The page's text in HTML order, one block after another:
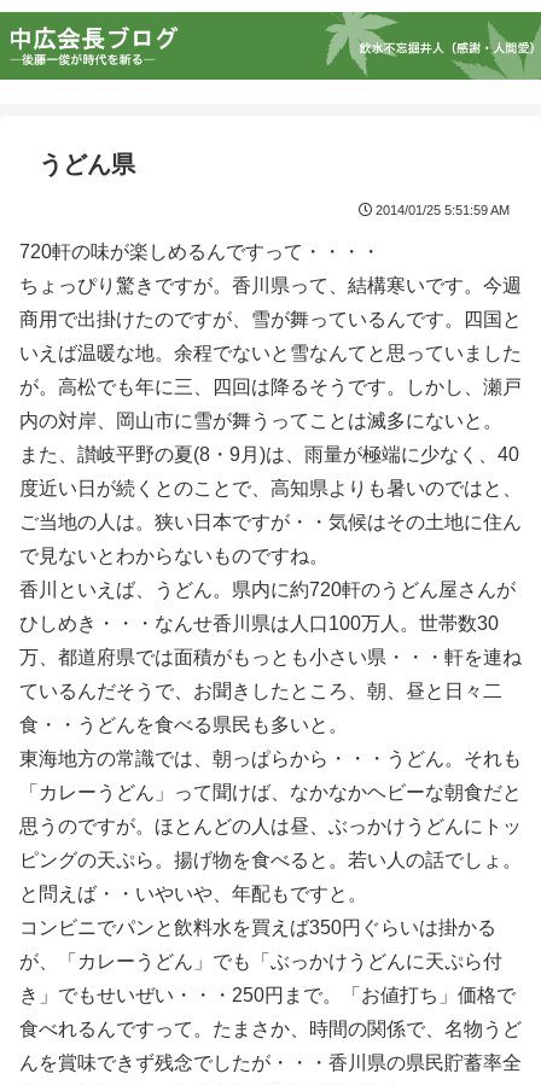
うどん県
2014/01/25 5:51:59 AM
720軒の味が楽しめるんですって・・・・
ちょっぴり驚きですが。香川県って、結構寒いです。今週
商用で出掛けたのですが、雪が舞っているんです。四国と
いえば温暖な地。余程でないと雪なんてと思っていました
が。高松でも年に三、四回は降るそうです。しかし、瀬戸
内の対岸、岡山市に雪が舞うってことは滅多にないと。
また、讃岐平野の夏(8・9月)は、雨量が極端に少なく、40
度近い日が続くとのことで、高知県よりも暑いのではと、
ご当地の人は。狭い日本ですが・・気候はその土地に住ん
で見ないとわからないものですね。
香川といえば、うどん。県内に約720軒のうどん屋さんが
ひしめき・・・なんせ香川県は人口100万人。世帯数30
万、都道府県では面積がもっとも小さい県・・・軒を連ね
ているんだそうで、お聞きしたところ、朝、昼と日々二
食・・うどんを食べる県民も多いと。
東海地方の常識では、朝っぱらから・・・うどん。それも
「カレーうどん」って聞けば、なかなかヘビーな朝食だと
思うのですが。ほとんどの人は昼、ぶっかけうどんにトッ
ピングの天ぷら。揚げ物を食べると。若い人の話でしょ。
と問えば・・いやいや、年配もですと。
コンビニでパンと飲料水を買えば350円ぐらいは掛かる
が、「カレーうどん」でも「ぶっかけうどんに天ぷら付
き」でもせいぜい・・・250円まで。「お値打ち」価格で
食べれるんですって。たまさか、時間の関係で、名物うど
んを賞味できず残念でしたが・・・香川県の県民貯蓄率全